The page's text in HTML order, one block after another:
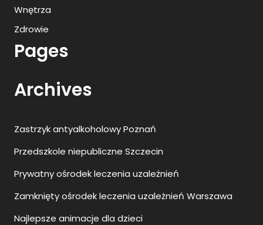
Wnętrza
Zdrowie
Pages
Archives
Zastrzyk antyalkoholowy Poznań
Przedszkole niepubliczne Szczecin
Prywatny ośrodek leczenia uzależnień
Zamknięty ośrodek leczenia uzależnień Warszawa
Najlepsze animacje dla dzieci